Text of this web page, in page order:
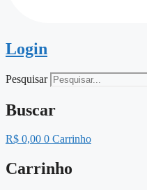
Login
Pesquisar
Buscar
R$ 0,00 0 Carrinho
Carrinho